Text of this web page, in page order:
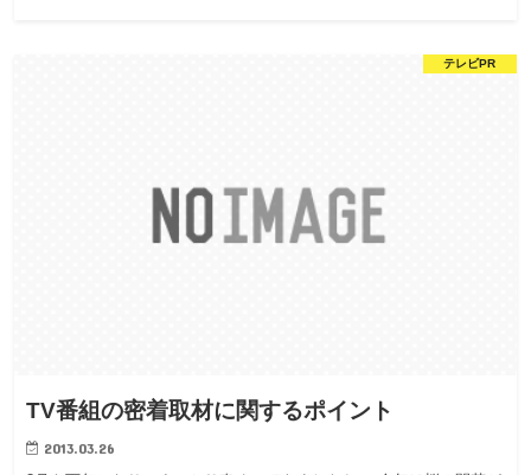
テレビPR
TV番組の密着取材に関するポイント
2013.03.26